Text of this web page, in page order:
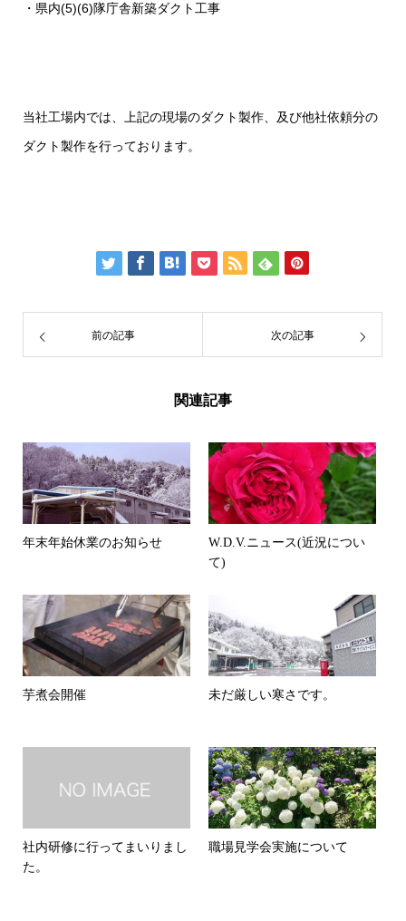
・県内(5)(6)隊庁舎新築ダクト工事
当社工場内では、上記の現場のダクト製作、及び他社依頼分の
ダクト製作を行っております。
前の記事 次の記事
関連記事
年末年始休業のお知らせ
W.D.V.ニュース(近況につい
て)
芋煮会開催 未だ厳しい寒さです。
社内研修に行ってまいりまし
た。
職場見学会実施について